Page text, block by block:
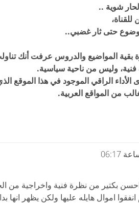
شوية ..
حتى ثار غضبي..
بقية المواضيع والدروس عرفت أنك
وليس من ناحية سياسية.
الراقي الموجود في هذا الموقع
من المواقع العربية.
احسن بكتير من نظرة فنية واخراجية من
انفقوا اموال هايله عليها ولكن يظهر انها